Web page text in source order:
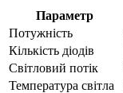
Параметр
Потужність
Кількість діодів
Світловий потік
Температура світла